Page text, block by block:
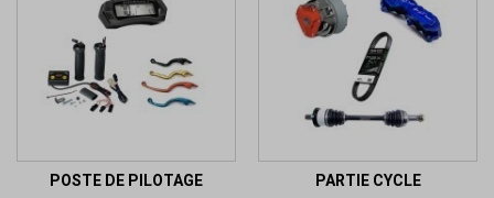
POSTE DE PILOTAGE PARTIE CYCLE